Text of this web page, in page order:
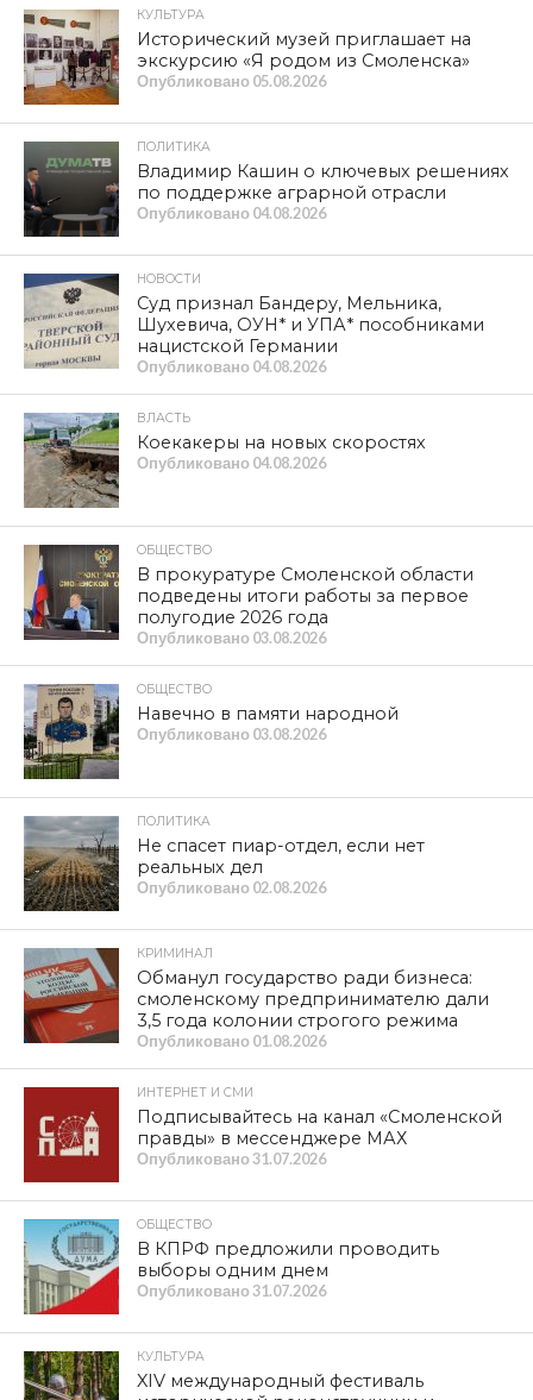
перед товарищами, пусть даже и с короткой речью,
увидеть понимание и поддержку в глазах людей,
слетевшихся со всех уголков нашей большой страны, и
стали одной дружной семьёй, не раз выручали друг
друга и всегда весело проводили время.
Я благодарен организаторам Станиславу
Аниховскому, Марату Музаеву, Александру Ушакову,
Ивану Воробьёву и преподавателям за то, что верили в
нас и всегда давали стимул, а иногда и мощный пинок.
За то, что с нами были искренними и честными, за то,
что давали поблажки, когда это было допустимо, и не
давали спуску, когда это было необходимо.
Знание – сила! Благодаря ЦПУ я обрёл новые навыки
и знания, которые теперь я буду применять в нашей
политической борьбе, за светлое социалистическое
будущее нашей страны!».
МЕТКИ ЛКСМ РФ,ОБРАЗОВАНИЕ, ЦК КПРФ
СМОТРИТЕ ТАКЖЕ
Программа Победы: От выживания –
В смоленской школе № 8 прошел
урок мужества «Знамя нашей
Победы»
«Единая Россия» взломала своих избирателей
СГМУ вновь попал в новости с пометкой «криминал»
ПОПУЛЯРНЫЕ НОВОСТИ
КУЛЬТУРА
XIV международный фестиваль
славянской культуры
«Гнёздово-2026» приглашает